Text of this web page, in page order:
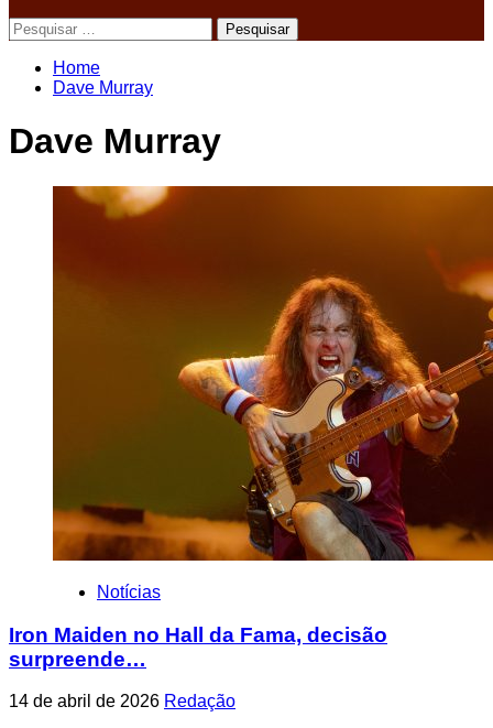
Pesquisar
por:
Home
Dave Murray
Dave Murray
Notícias
Iron Maiden no Hall da Fama, decisão
surpreende…
14 de abril de 2026 Redação